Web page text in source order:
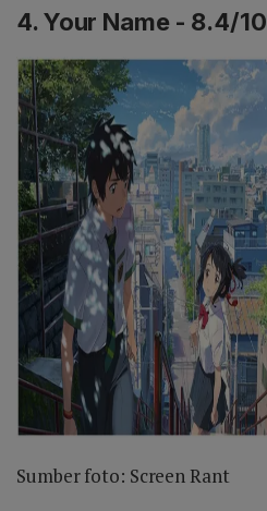
4. Your Name - 8.4/10
Sumber foto: Screen Rant